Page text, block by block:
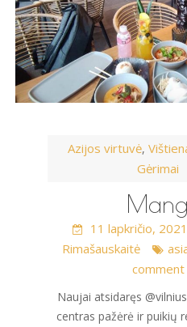
Azijos virtuvė,
Gėrimai
11 lapkričio, 2021
Rimašauskaitė
comment
Naujai atsidaręs
centras pažėrė ir puikių